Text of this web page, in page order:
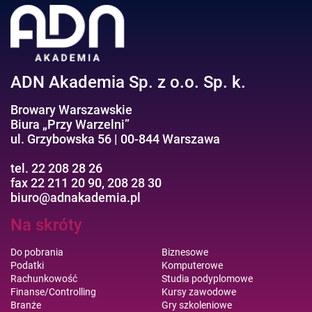
Efektywność osobista//Wellbeing
ADN Akademia Sp. z o.o. Sp. k.
Browary Warszawskie
Biura „Przy Warzelni”
ul. Grzybowska 56 | 00-844 Warszawa
tel. 22 208 28 26
fax 22 211 20 90, 208 28 30
biuro@adnakademia.pl
Na skróty
Do pobrania
Podatki
Rachunkowość
Finanse/Controlling
Branże
Biznesowe
Komputerowe
Studia podyplomowe
Kursy zawodowe
Gry szkoleniowe